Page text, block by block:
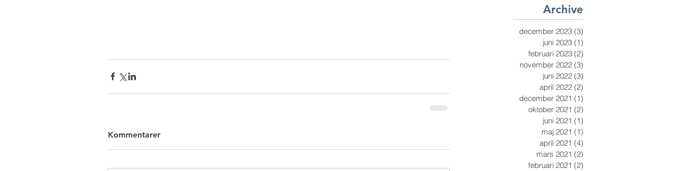
Kommentarer
Archive
december 2023 (3)
juni 2023 (1)
februari 2023 (2)
november 2022 (3)
juni 2022 (3)
april 2022 (2)
december 2021 (1)
oktober 2021 (2)
juni 2021 (1)
maj 2021 (1)
april 2021 (4)
mars 2021 (2)
februari 2021 (2)